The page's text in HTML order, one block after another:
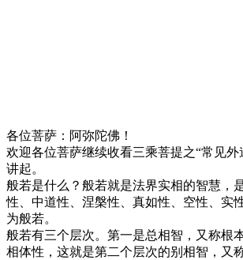
各位菩萨：阿弥陀佛！
欢迎各位菩萨继续收看三乘菩提之“常见
讲起。
般若是什么？般若就是法界实相的智慧
性、中道性、涅槃性、真如性、空性、实
为般若。
般若有三个层次。第一是总相智，又称根
相体性，这就是第二个层次的别相智，又